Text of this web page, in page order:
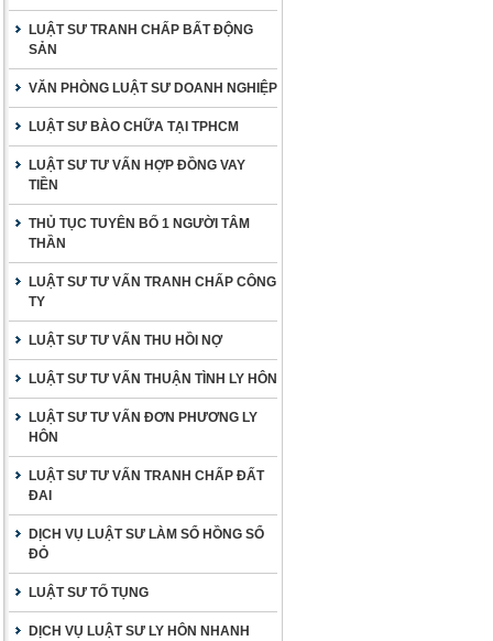
LUẬT SƯ TRANH CHẤP BẤT ĐỘNG
SẢN
VĂN PHÒNG LUẬT SƯ DOANH NGHIỆP
LUẬT SƯ BÀO CHỮA TẠI TPHCM
LUẬT SƯ TƯ VẤN HỢP ĐỒNG VAY
TIỀN
THỦ TỤC TUYÊN BỐ 1 NGƯỜI TÂM
THẦN
LUẬT SƯ TƯ VẤN TRANH CHẤP CÔNG
TY
LUẬT SƯ TƯ VẤN THU HỒI NỢ
LUẬT SƯ TƯ VẤN THUẬN TÌNH LY HÔN
LUẬT SƯ TƯ VẤN ĐƠN PHƯƠNG LY
HÔN
LUẬT SƯ TƯ VẤN TRANH CHẤP ĐẤT
ĐAI
DỊCH VỤ LUẬT SƯ LÀM SỔ HỒNG SỔ
ĐỎ
LUẬT SƯ TỐ TỤNG
DỊCH VỤ LUẬT SƯ LY HÔN NHANH